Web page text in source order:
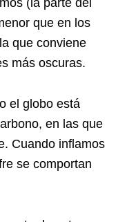
que en los
que conviene
más oscuras.
el globo está
en las que
Cuando inflamos
se comportan